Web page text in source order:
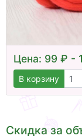
Цена: 99 ₽ -
В корзину
Скидка за